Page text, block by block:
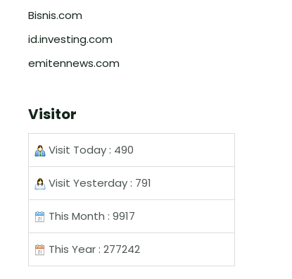
Bisnis.com
id.investing.com
emitennews.com
Visitor
Visit Today : 490
Visit Yesterday : 791
This Month : 9917
This Year : 277242